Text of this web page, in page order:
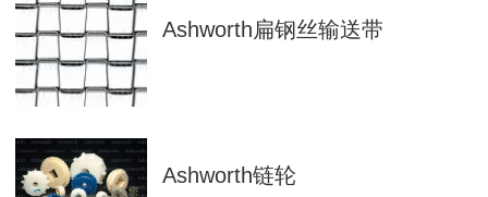
Ashworth扁钢丝输送带
Ashworth链轮